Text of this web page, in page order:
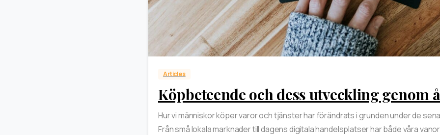
Articles
Köpbeteende och dess utveckling genom
Hur vi människor köper varor och tjänster har förändrats i grunden under de
Från små lokala marknader till dagens digitala handelsplatser har både våra